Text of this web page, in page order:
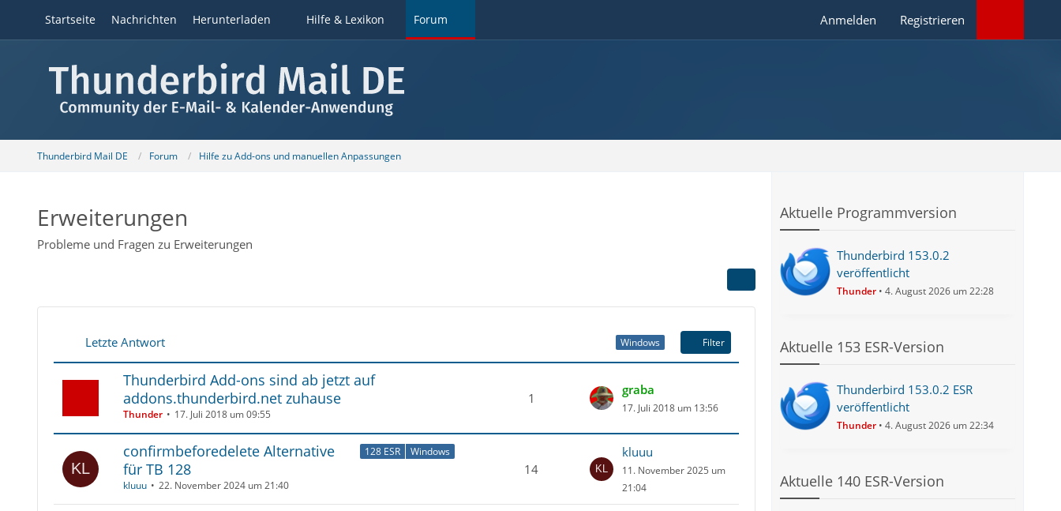
Startseite Nachrichten Herunterladen Hilfe & Lexikon Forum Anmelden Registrieren
Thunderbird Mail DE Forum Hilfe zu Add-ons und manuellen Anpassungen
Erweiterungen
Probleme und Fragen zu Erweiterungen
Letzte Antwort Windows Filter
Thunderbird Add-ons sind ab jetzt auf
addons.thunderbird.net zuhause
Thunder 17. Juli 2018 um 09:55
1
graba
17. Juli 2018 um 13:56
128 ESR Windows
confirmbeforedelete Alternative
für TB 128
kluuu 22. November 2024 um 21:40
14
kluuu
11. November 2025 um
21:04
Aktuelle Programmversion
Thunderbird 153.0.2
veröffentlicht
Thunder 4. August 2026 um 22:28
Aktuelle 153 ESR-Version
Thunderbird 153.0.2 ESR
veröffentlicht
Thunder 4. August 2026 um 22:34
Aktuelle 140 ESR-Version